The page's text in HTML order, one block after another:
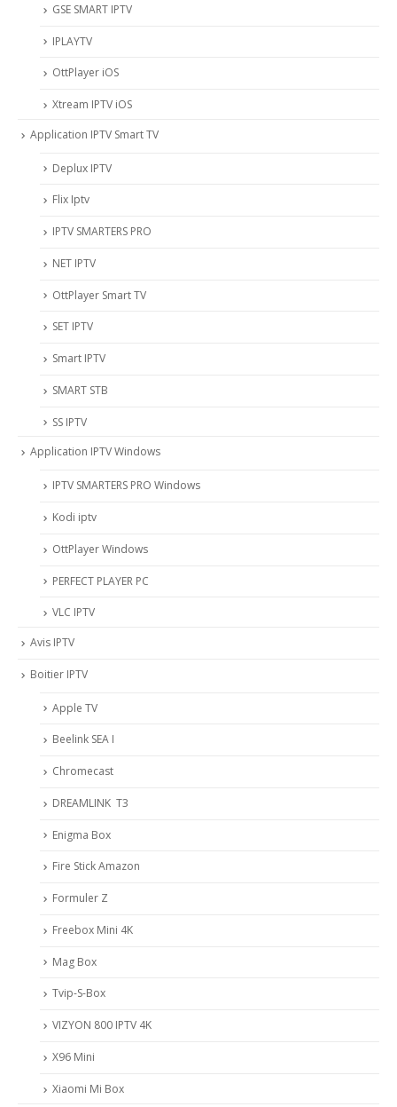
‎GSE SMART IPTV
IPLAYTV
OttPlayer iOS
Xtream IPTV iOS
Application IPTV Smart TV
Deplux IPTV
Flix Iptv
IPTV SMARTERS PRO
NET IPTV
OttPlayer Smart TV
SET IPTV
Smart IPTV
SMART STB
SS IPTV
Application IPTV Windows
IPTV SMARTERS PRO Windows
Kodi iptv
OttPlayer Windows
PERFECT PLAYER PC
VLC IPTV
Avis IPTV
Boitier IPTV
Apple TV
Beelink SEA I
Chromecast
DREAMLINK T3
Enigma Box
Fire Stick Amazon
Formuler Z
Freebox Mini 4K
Mag Box
Tvip-S-Box
VIZYON 800 IPTV 4K
X96 Mini
Xiaomi Mi Box